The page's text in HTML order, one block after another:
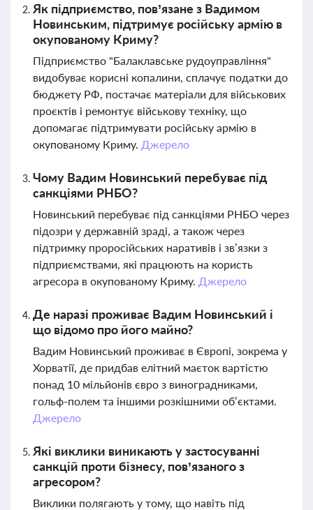
Як підприємство, пов’язане з Вадимом
Новинським, підтримує російську армію в
окупованому Криму?
Підприємство "Балаклавське рудоуправління"
видобуває корисні копалини, сплачує податки до
бюджету РФ, постачає матеріали для військових
проєктів і ремонтує військову техніку, що
допомагає підтримувати російську армію в
окупованому Криму. Джерело
Чому Вадим Новинський перебуває під
санкціями РНБО?
Новинський перебуває під санкціями РНБО через
підозри у державній зраді, а також через
підтримку проросійських наративів і зв’язки з
підприємствами, які працюють на користь
агресора в окупованому Криму. Джерело
Де наразі проживає Вадим Новинський і
що відомо про його майно?
Вадим Новинський проживає в Європі, зокрема у
Хорватії, де придбав елітний маєток вартістю
понад 10 мільйонів євро з виноградниками,
гольф-полем та іншими розкішними об’єктами.
Джерело
Які виклики виникають у застосуванні
санкцій проти бізнесу, пов’язаного з
агресором?
Виклики полягають у тому, що навіть під